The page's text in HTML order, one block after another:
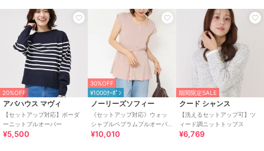
20%OFF
アバハウス マヴィ
【セットアップ対応】ボーダ
ーニットプルオーバー
¥5,500
30%OFF
¥1000ｸｰﾎﾟﾝ
ノーリーズソフィー
《セットアップ対応》ウォッ
シャブルペプラムプルオーバ
ー
¥10,010
期間限定SALE
クード シャンス
【洗えるセットアップ可】ツ
ィード調ニットトップス
¥6,769